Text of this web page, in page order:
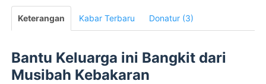
Keterangan Kabar Terbaru Donatur (3)
Bantu Keluarga ini Bangkit dari
Musibah Kebakaran